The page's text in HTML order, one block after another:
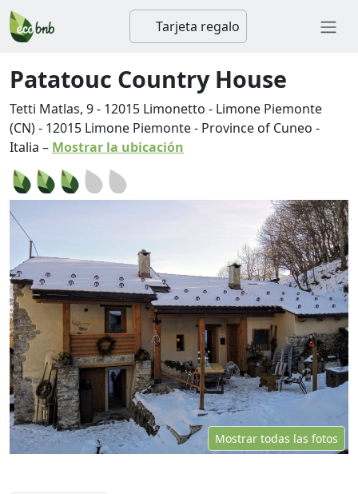
Tarjeta regalo
Patatouc Country House
Tetti Matlas, 9 - 12015 Limonetto - Limone Piemonte
(CN)- 12015 Limone Piemonte- Province of Cuneo -
Italia – Mostrar la ubicación
Mostrar todas las fotos